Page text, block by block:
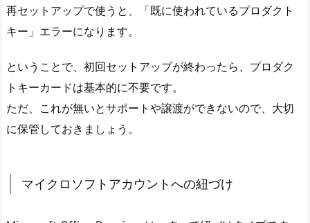
再セットアップで使うと、「既に使われているプロダクト
キー」エラーになります。
ということで、初回セットアップが終わったら、プロダク
トキーカードは基本的に不要です。
ただ、これが無いとサポートや譲渡ができないので、大切
に保管しておきましょう。
マイクロソフトアカウントへの紐づけ